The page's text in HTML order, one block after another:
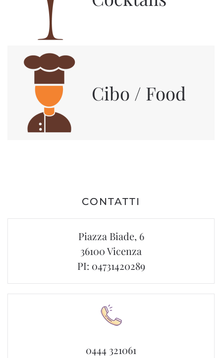
Cibo / Food
CONTATTI
Piazza Biade, 6
36100 Vicenza
PI: 04731420289
0444 321061